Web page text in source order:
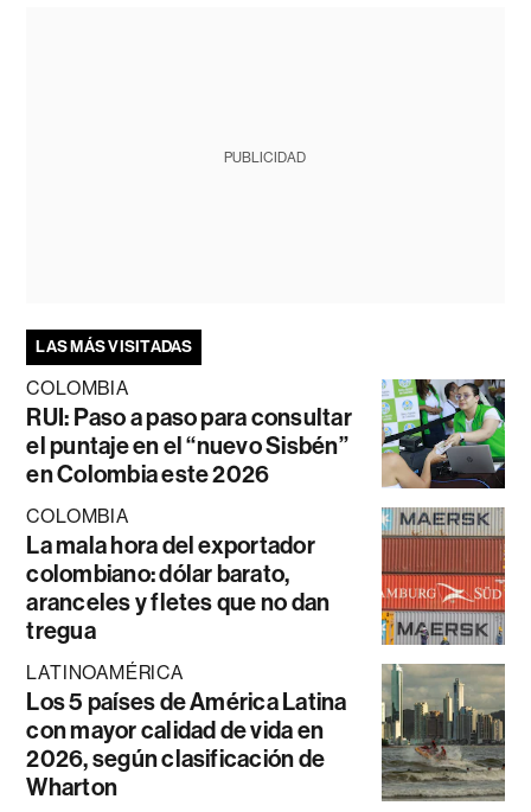
PUBLICIDAD
LAS MÁS VISITADAS
COLOMBIA
RUI: Paso a paso para consultar
el puntaje en el “nuevo Sisbén”
en Colombia este 2026
COLOMBIA
La mala hora del exportador
colombiano: dólar barato,
aranceles y fletes que no dan
tregua
LATINOAMÉRICA
Los 5 países de América Latina
con mayor calidad de vida en
2026, según clasificación de
Wharton